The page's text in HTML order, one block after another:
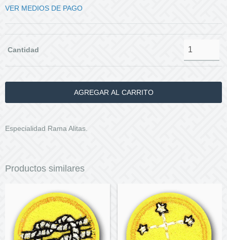
VER MEDIOS DE PAGO
Cantidad
Especialidad Rama Alitas.
Productos similares